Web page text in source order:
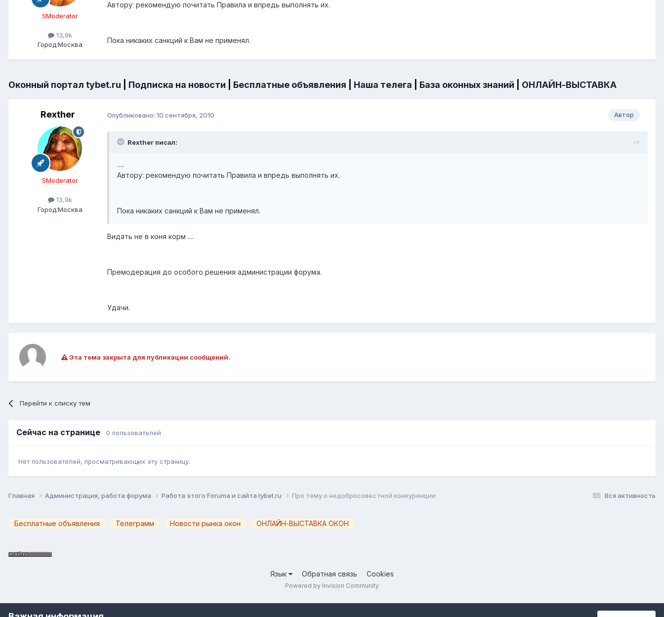
SModerator
13,9k
Город:Москва
Автору: рекомендую почитать Правила и впредь выполнять их.
Пока никаких санкций к Вам не применял.
Оконный портал tybet.ru Подписка на новости Бесплатные объявления Наша телега База оконных знаний ОНЛАЙН-ВЫСТАВКА
Rexther
SModerator
13,9k
Город:Москва
Автор
Опубликовано: 10 сентября, 2010
Rexther писал:
.....
Автору: рекомендую почитать Правила и впредь выполнять их.
Пока никаких санкций к Вам не применял.
Видать не в коня корм ....
Премодерация до особого решения администрации форума.
Удачи.
Эта тема закрыта для публикации сообщений.
Перейти к списку тем
Сейчас на странице 0 пользователей
Нет пользователей, просматривающих эту страницу.
Вся активность
Главная Администрация, работа форума Работа этого Forumа и сайта tybet.ru Про тему о недобросовестной конкуренции
Бесплатные объявления Телеграмм Новости рынка окон ОНЛАЙН-ВЫСТАВКА ОКОН
Язык Обратная связь Cookies
Powered by Invision Community